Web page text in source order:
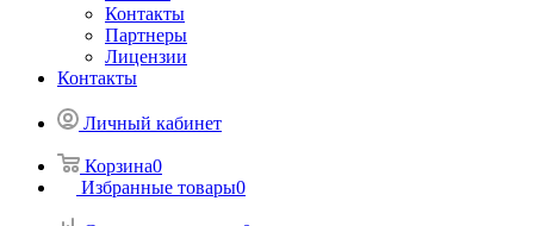
Контакты
Партнеры
Лицензии
Контакты
Личный кабинет
Корзина0
Избранные товары0